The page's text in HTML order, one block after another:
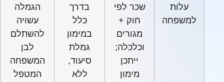
עלות
למשפחה
שכר לפי
חוק +
מגורים
וכלכלה;
ייתכן
מימון
בדרך
כלל
במימון
גמלת
סיעוד,
ללא
הגמלה
עשויה
להשתלם
לבן
המשפחה
המטפל